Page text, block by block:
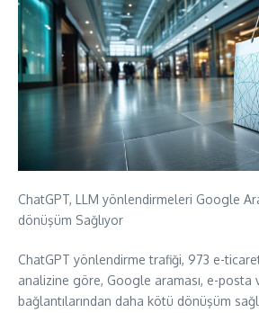
ChatGPT, LLM yönlendirmeleri Google
dönüşüm Sağlıyor
ChatGPT yönlendirme trafiği, 973 e-
analizine göre, Google araması, e-posta
bağlantılarından daha kötü dönüşüm